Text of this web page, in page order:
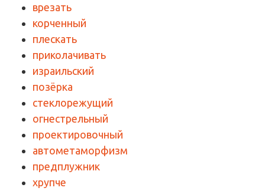
врезать
корченный
плескать
приколачивать
израильский
позёрка
стеклорежущий
огнестрельный
проектировочный
автометаморфизм
предплужник
хрупче